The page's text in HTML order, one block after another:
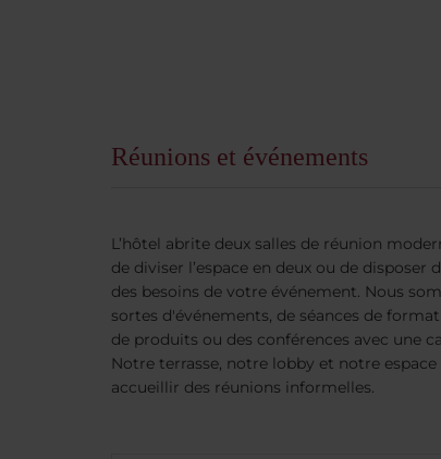
Réunions et événements
L’hôtel abrite deux salles de réunion
de diviser l’espace en deux ou de disposer
des besoins de votre événement. Nous
sortes d'événements, de séances de
de produits ou des conférences avec une
Notre terrasse, notre lobby et notre
accueillir des réunions informelles.